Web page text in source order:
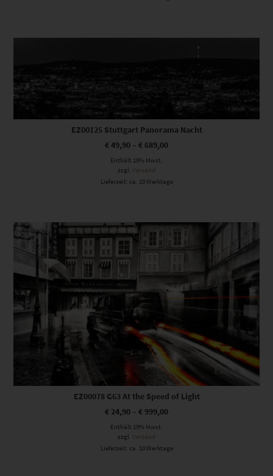
Dieses Produkt weist mehrere Varianten auf. Die Optionen können auf der Produktseite gewählt werden
EZ00125 Stuttgart Panorama Nacht
€49,90 – € 689,00
Enthält 19% Mwst.
zzgl. Versand
Lieferzeit: ca. 10 Werktage
Dieses Produkt weist mehrere Varianten auf. Die Optionen können auf der Produktseite gewählt werden
EZ00078 G63 At the Speed of Light
€ 24,90 – € 999,00
Enthält 19% Mwst.
zzgl.
Versand
Lieferzeit: ca. 10 Werktage